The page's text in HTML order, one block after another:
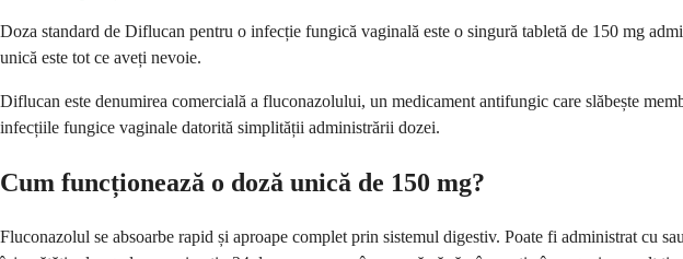
Doza standard de Diflucan pentru o infecție fungică vaginală este o singură tabletă de 150 mg
unică este tot ce aveți nevoie.
Diflucan este denumirea comercială a fluconazolului, un medicament antifungic care slăbește
infecțiile fungice vaginale datorită simplității administrării dozei.
Cum funcționează o doză unică de 150 mg?
Fluconazolul se absoarbe rapid și aproape complet prin sistemul digestiv. Poate fi administrat cu